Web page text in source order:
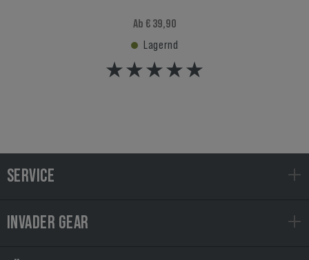
Ab € 39,90
Lagernd
SERVICE
INVADER GEAR